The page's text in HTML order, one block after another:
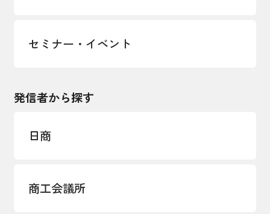
セミナー・イベント
発信者から探す
日商
商工会議所